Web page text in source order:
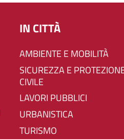
IN CITTÀ
AMBIENTE E MOBILITÀ
SICUREZZA E PROTEZIONE
CIVILE
LAVORI PUBBLICI
URBANISTICA
TURISMO